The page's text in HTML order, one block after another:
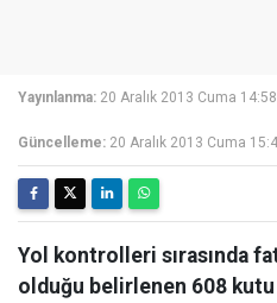
Yayınlanma: 20 Aralık 2013 Cuma 14:58
Güncelleme: 20 Aralık 2013 Cuma
Yol kontrolleri sırasında
olduğu belirlenen 608